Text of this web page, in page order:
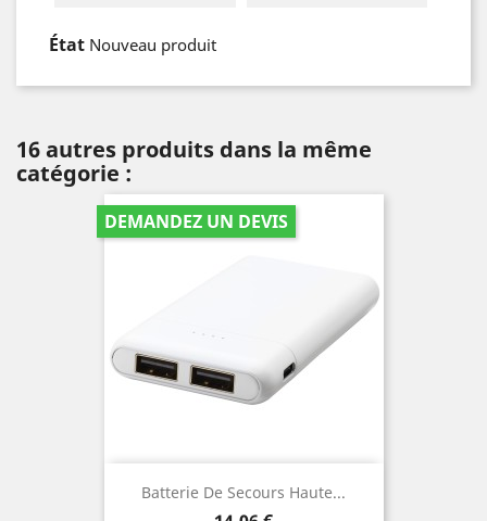
État Nouveau produit
16 autres produits dans la même
catégorie :
Batterie De Secours Haute...
DEMANDEZ UN DEVIS